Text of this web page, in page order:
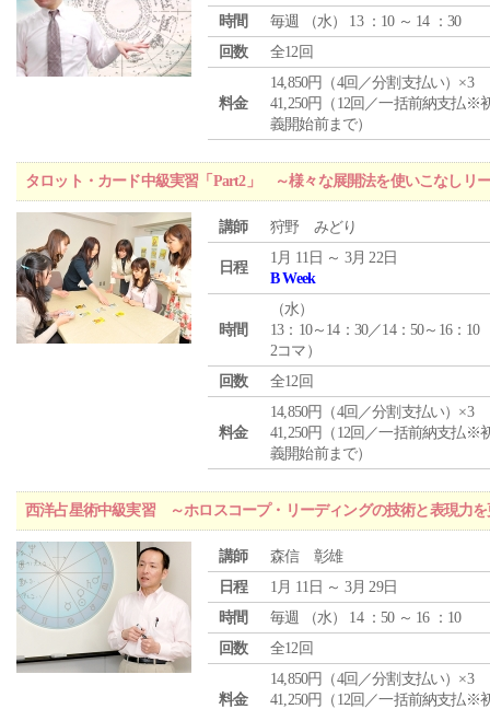
時間
毎週 （水） 13 ：10 ～ 14 ：30
回数
全12回
料金
14,850円（4回／分割支払い）×3
41,250円（12回／一括前納支払※
義開始前まで）
タロット・カード中級実習「Part2」 ～様々な展開法を使いこなしリ
講師 狩野 みどり
日程
1月 11日 ～ 3月 22日
B Week
時間
（水）
13：10～14：30／14：50～16：10
2コマ）
回数
全12回
料金
14,850円（4回／分割支払い）×3
41,250円（12回／一括前納支払※
義開始前まで）
西洋占星術中級実習 ～ホロスコープ・リーディングの技術と表現力
講師
森信 彰雄
日程
1月 11日 ～ 3月 29日
時間
毎週 （水） 14 ：50 ～ 16 ：10
回数
全12回
料金
14,850円（4回／分割支払い）×3
41,250円（12回／一括前納支払※